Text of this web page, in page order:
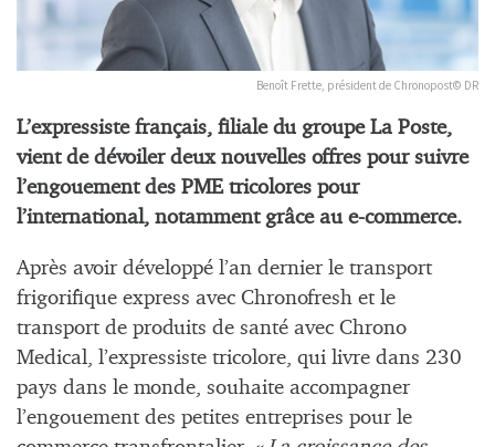
Benoît Frette, président de Chronopost© DR
L’expressiste français, filiale du groupe La Poste,
vient de dévoiler deux nouvelles offres pour suivre
l’engouement des PME tricolores pour
l’international, notamment grâce au e-commerce.
Après avoir développé l’an dernier le transport
frigorifique express avec Chronofresh et le
transport de produits de santé avec Chrono
Medical, l’expressiste tricolore, qui livre dans 230
pays dans le monde, souhaite accompagner
l’engouement des petites entreprises pour le